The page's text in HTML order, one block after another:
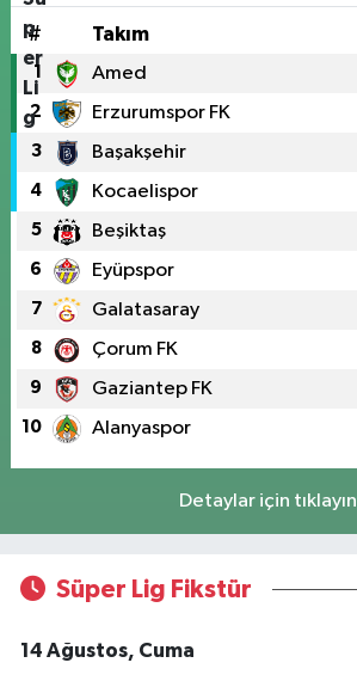
# Takım
1 Amed
2 Erzurumspor FK
3 Başakşehir
4 Kocaelispor
5 Beşiktaş
6 Eyüpspor
7 Galatasaray
8 Çorum FK
9 Gaziantep FK
10 Alanyaspor
Detaylar için tıklayın
Süper Lig Fikstür
14 Ağustos, Cuma